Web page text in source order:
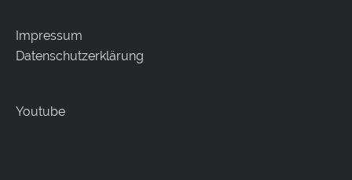
Impressum
Datenschutzerklärung
Youtube